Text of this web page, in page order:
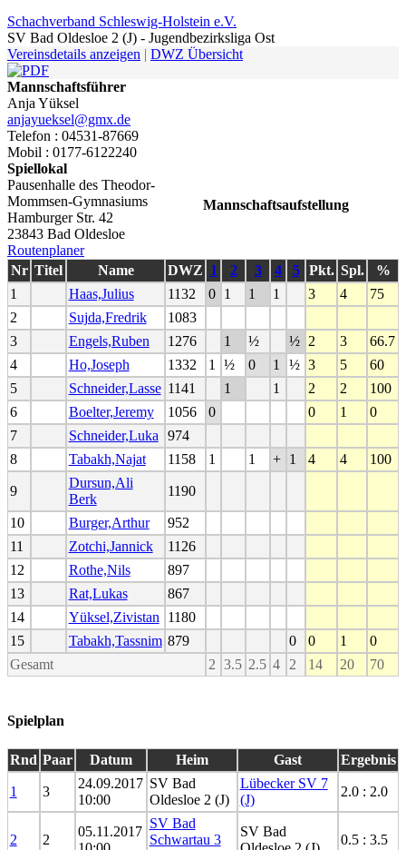
Schachverband Schleswig-Holstein e.V.
SV Bad Oldesloe 2 (J) - Jugendbezirksliga Ost
Vereinsdetails anzeigen | DWZ Übersicht
Mannschaftsführer
Anja Yüksel
anjayueksel@gmx.de
Telefon : 04531-87669
Mobil : 0177-6122240
Spiellokal
Pausenhalle des Theodor-
Mommsen-Gymnasiums
Hamburger Str. 42
23843 Bad Oldesloe
Routenplaner
Mannschaftsaufstellung
Nr Titel Name DWZ 1 2 3 4 5 Pkt. Spl.
%
1
Haas,Julius 1132 0 1 1 1 3 4
75
2
Sujda,Fredrik
1083
3
Engels,Ruben 1276 1 ½ ½ 2 3
66.7
4
Ho,Joseph 1332 1 ½ 0 1 ½ 3 5
60
5
Schneider,Lasse 1141 1 1 2 2
100
6
Boelter,Jeremy 1056 0 0 1
0
7
Schneider,Luka
974
8
Tabakh,Najat 1158 1 1 + 1 4 4 100
9
Dursun,Ali
Berk
1190
10 Burger,Arthur
952
11
Zotchi,Jannick
1126
12
Rothe,Nils
897
13
Rat,Lukas
867
14
Yüksel,Zivistan
1180
15
Tabakh,Tassnim 879 0 0 1
0
Gesamt
2 3.5 2.5 4 2 14 20 70
Spielplan
Rnd Paar Datum Heim Gast Ergebnis
1 3
24.09.2017
10:00
SV Bad
Oldesloe 2 (J)
Lübecker SV 7
(J)
2.0 : 2.0
2 2
05.11.2017
SV Bad
Schwartau 3
SV Bad
0.5 : 3.5